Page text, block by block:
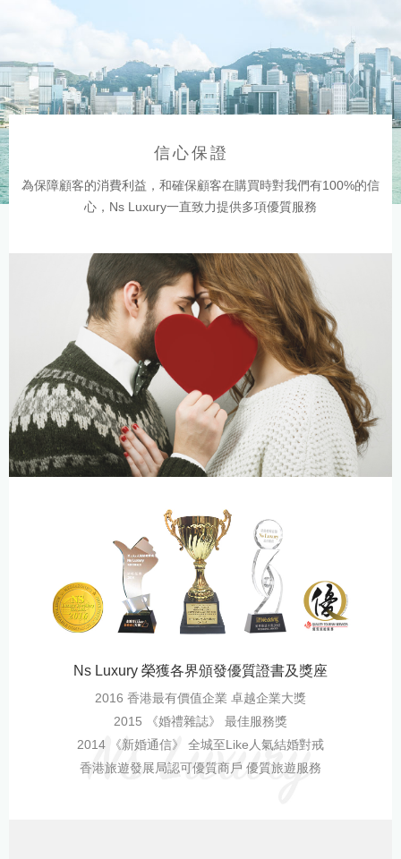
信心保證
為保障顧客的消費利益，和確保顧客在購買時對我們有100%的信
心，Ns Luxury一直致力提供多項優質服務
Ns Luxury 榮獲各界頒發優質證書及獎座
2016 香港最有價值企業 卓越企業大獎
2015 《婚禮雜誌》 最佳服務獎
2014 《新婚通信》 全城至Like人氣結婚對戒
香港旅遊發展局認可優質商戶 優質旅遊服務